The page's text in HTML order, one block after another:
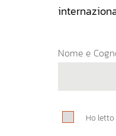
Nome e
Ho